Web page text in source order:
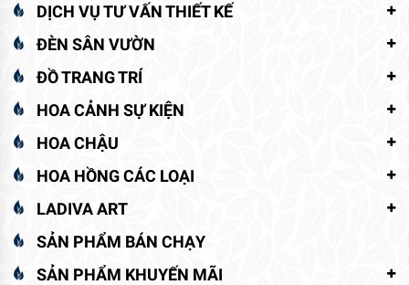
DỊCH VỤ TƯ VẤN THIẾT KẾ
ĐÈN SÂN VƯỜN
ĐỒ TRANG TRÍ
HOA CẢNH SỰ KIỆN
HOA CHẬU
HOA HỒNG CÁC LOẠI
LADIVA ART
SẢN PHẨM BÁN CHẠY
SẢN PHẨM KHUYẾN MÃI